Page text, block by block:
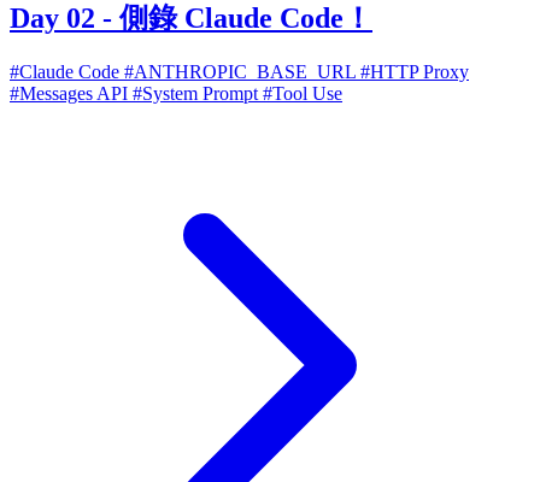
Day 02 - 側錄 Claude Code！
#Claude Code #ANTHROPIC_BASE_URL #HTTP Proxy
#Messages API #System Prompt #Tool Use